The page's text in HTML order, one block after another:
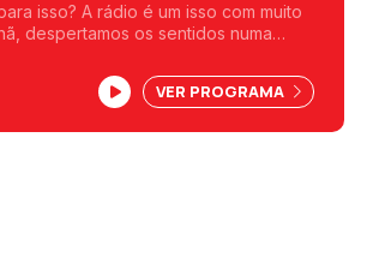
isso? A rádio é um isso com muito
despertamos os sentidos numa
um livro, um objeto, uma coleção, ou
VER PROGRAMA